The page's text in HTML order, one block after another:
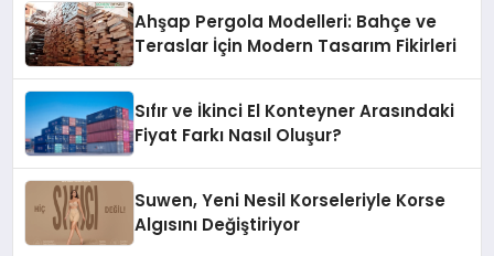
Ahşap Pergola Modelleri: Bahçe ve
Teraslar İçin Modern Tasarım Fikirleri
Sıfır ve İkinci El Konteyner Arasındaki
Fiyat Farkı Nasıl Oluşur?
Suwen, Yeni Nesil Korseleriyle Korse
Algısını Değiştiriyor